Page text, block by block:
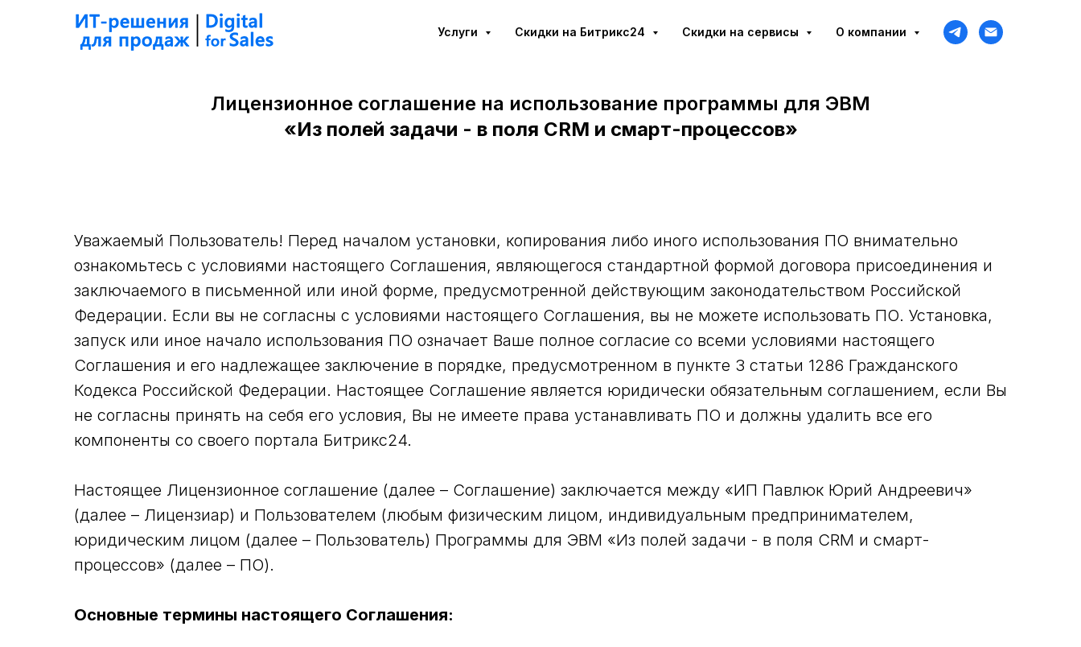
Услуги Cкидки на Битрикс24 Скидки на сервисы О компании
Лицензионное соглашение на использование программы для ЭВМ
«Из полей задачи - в поля CRM и смарт-процессов»
Уважаемый Пользователь! Перед началом установки, копирования либо иного использования ПО внимательно
ознакомьтесь с условиями настоящего Соглашения, являющегося стандартной формой договора присоединения и
заключаемого в письменной или иной форме, предусмотренной действующим законодательством Российской
Федерации. Если вы не согласны с условиями настоящего Соглашения, вы не можете использовать ПО. Установка,
запуск или иное начало использования ПО означает Ваше полное согласие со всеми условиями настоящего
Соглашения и его надлежащее заключение в порядке, предусмотренном в пункте 3 статьи 1286 Гражданского
Кодекса Российской Федерации. Настоящее Соглашение является юридически обязательным соглашением, если Вы
не согласны принять на себя его условия, Вы не имеете права устанавливать ПО и должны удалить все его
компоненты со своего портала Битрикс24.
Настоящее Лицензионное соглашение (далее – Соглашение) заключается между «ИП Павлюк Юрий Андреевич»
(далее – Лицензиар) и Пользователем (любым физическим лицом, индивидуальным предпринимателем,
юридическим лицом (далее – Пользователь) Программы для ЭВМ «Из полей задачи - в поля CRM и смарт-
процессов» (далее – ПО).
Основные термины настоящего Соглашения: